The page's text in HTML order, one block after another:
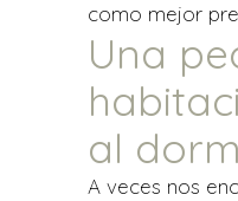
como mejor
Una
al
A veces nos